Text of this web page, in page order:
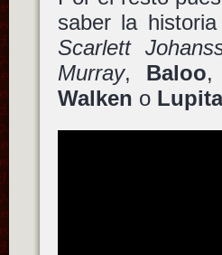
saber la
Scarlett
Murray, Baloo,
Walken o